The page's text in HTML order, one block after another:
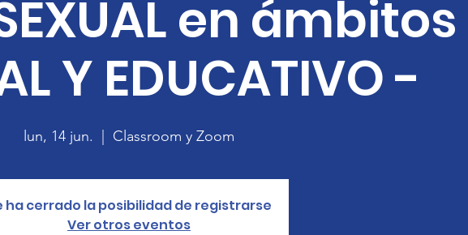
en ámbitos
Y EDUCATIVO -
lun, 14 jun. Classroom y Zoom
ha cerrado la posibilidad de registrarse
Ver otros eventos